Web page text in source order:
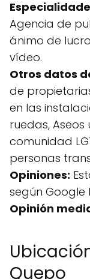
Agencia de
ánimo de
vídeo.
Otros datos
de
en las
ruedas, Aseos
comunidad
personas
Opiniones:
según Google
Opinión
Quepo